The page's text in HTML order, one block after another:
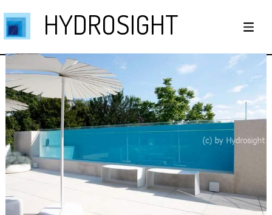
HYDROSIGHT